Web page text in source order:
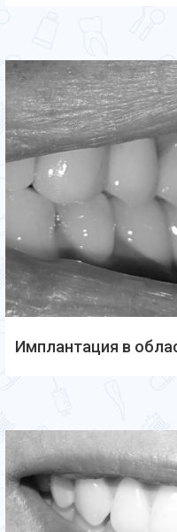
Имплантация в